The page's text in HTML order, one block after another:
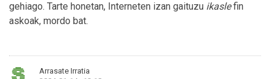
gehiago. Tarte honetan, Interneten izan gaituzu ikaslefin
askoak, mordo bat.
Arrasate Irratia